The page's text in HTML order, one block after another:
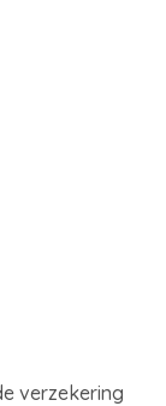
verzekering